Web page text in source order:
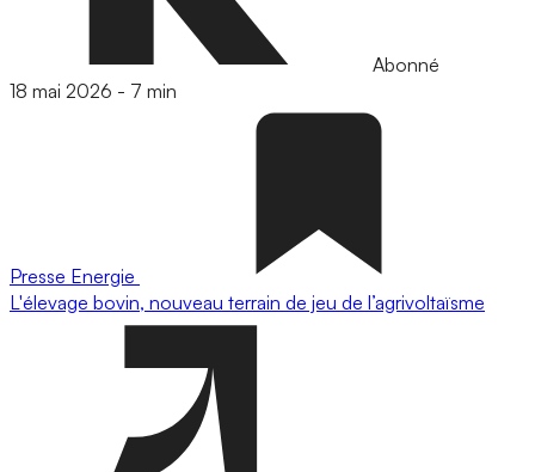
Abonné
18 mai 2026 - 7 min
Presse Energie
L'élevage bovin, nouveau terrain de jeu de l’agrivoltaïsme